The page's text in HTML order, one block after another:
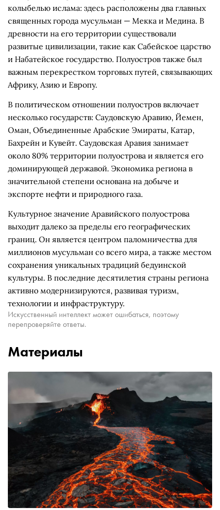
колыбелью ислама: здесь расположены два главных
священных города мусульман — Мекка и Медина. В
древности на его территории существовали
развитые цивилизации, такие как Сабейское царство
и Набатейское государство. Полуостров также был
важным перекрестком торговых путей, связывающих
Африку, Азию и Европу.
В политическом отношении полуостров включает
несколько государств: Саудовскую Аравию, Йемен,
Оман, Объединенные Арабские Эмираты, Катар,
Бахрейн и Кувейт. Саудовская Аравия занимает
около 80% территории полуострова и является его
доминирующей державой. Экономика региона в
значительной степени основана на добыче и
экспорте нефти и природного газа.
Культурное значение Аравийского полуострова
выходит далеко за пределы его географических
границ. Он является центром паломничества для
миллионов мусульман со всего мира, а также местом
сохранения уникальных традиций бедуинской
культуры. В последние десятилетия страны региона
активно модернизируются, развивая туризм,
технологии и инфраструктуру.
Искусственный интеллект может ошибаться, поэтому
перепроверяйте ответы.
Материалы